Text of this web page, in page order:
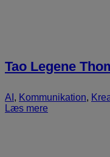
Tao Legene
AI , Kommunikation,
Læs mere